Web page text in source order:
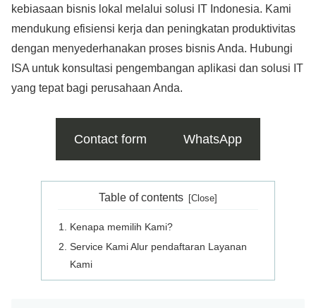
kebiasaan bisnis lokal melalui solusi IT Indonesia. Kami
mendukung efisiensi kerja dan peningkatan produktivitas
dengan menyederhanakan proses bisnis Anda. Hubungi
ISA untuk konsultasi pengembangan aplikasi dan solusi IT
yang tepat bagi perusahaan Anda.
Contact form WhatsApp
Table of contents
Kenapa memilih Kami?
Service Kami Alur pendaftaran Layanan
Kami